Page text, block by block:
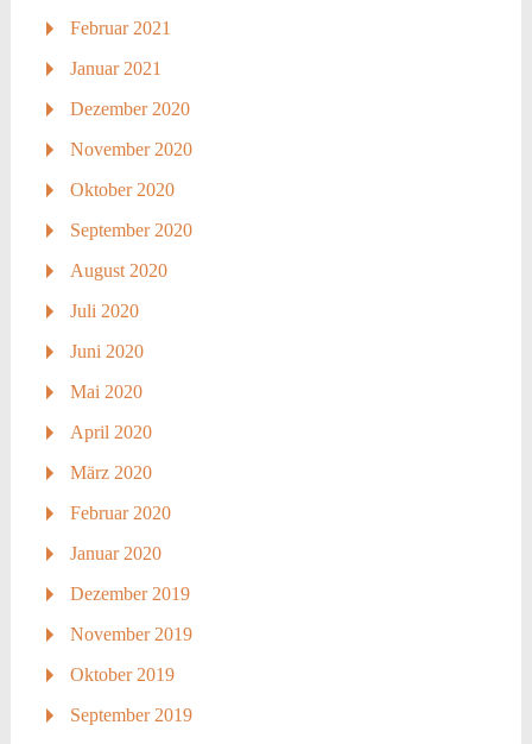
Februar 2021
Januar 2021
Dezember 2020
November 2020
Oktober 2020
September 2020
August 2020
Juli 2020
Juni 2020
Mai 2020
April 2020
März 2020
Februar 2020
Januar 2020
Dezember 2019
November 2019
Oktober 2019
September 2019